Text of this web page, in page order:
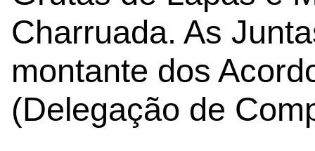
Charruada. As
montante dos
(Delegação de